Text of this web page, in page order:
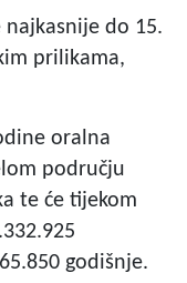
najkasnije do 15.
prilikama,
oralna
području
te će tijekom
godišnje.